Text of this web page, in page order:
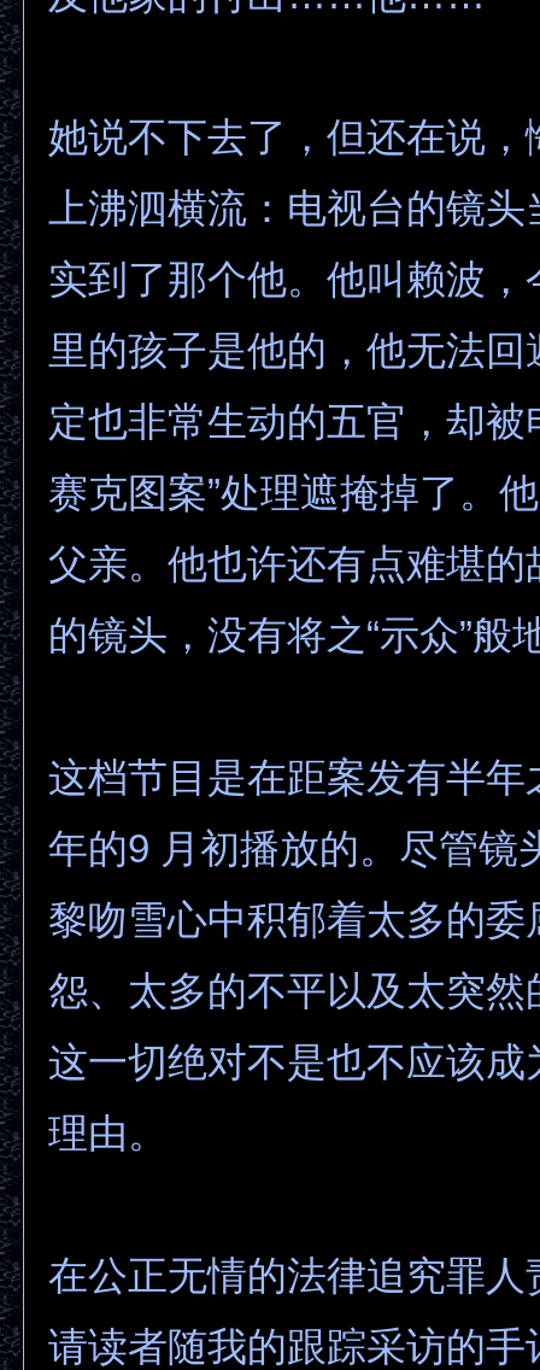
她说不下去了，但还在说，
上沸泗横流：电视台的镜
实到了那个他。他叫赖波，
里的孩子是他的，他无法
定也非常生动的五官，却被
赛克图案”处理遮掩掉了。
父亲。他也许还有点难堪的
的镜头，没有将之“示众”般
这档节目是在距案发有半年
年的9 月初播放的。尽管镜
黎吻雪心中积郁着太多的委
怨、太多的不平以及太突然
这一切绝对不是也不应该成
理由。
在公正无情的法律追究罪人
请读者随我的跟踪采访的手